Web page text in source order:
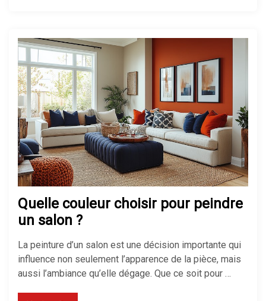
Quelle couleur choisir pour peindre
un salon ?
La peinture d’un salon est une décision importante qui
influence non seulement l’apparence de la pièce, mais
aussi l’ambiance qu’elle dégage. Que ce soit pour …